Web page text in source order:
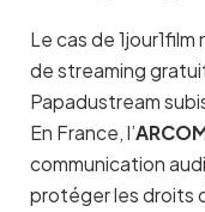
Le cas de
de streaming
Papadustream
En France, l’
communication
protéger les droits